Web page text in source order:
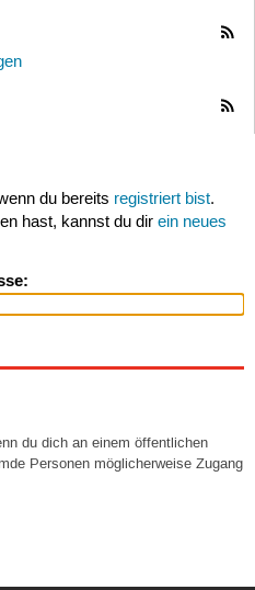
du bereits registriert bist.
hast, kannst du dir ein neues
du dich an einem öffentlichen
Personen möglicherweise Zugang